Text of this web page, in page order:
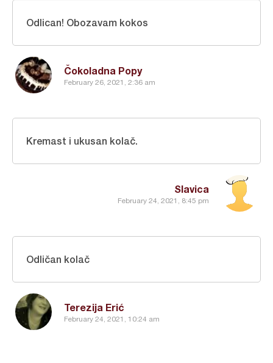
Čokoladna Popy
February 26, 2021, 2:36 am
Odlican! Obozavam kokos
Slavica
February 24, 2021, 8:45 pm
Kremast i ukusan kolač.
Terezija Erić
February 24, 2021, 10:24 am
Odličan kolač